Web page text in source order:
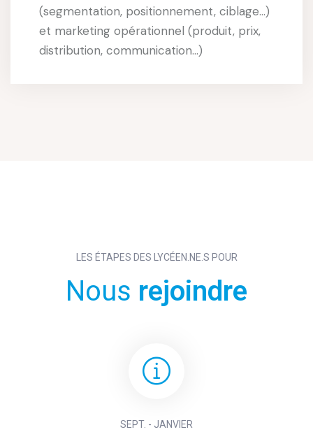
(segmentation, positionnement, ciblage...)
et marketing opérationnel (produit, prix,
distribution, communication…)
LES ÉTAPES DES LYCÉEN.NE.S POUR
Nous rejoindre
SEPT. - JANVIER